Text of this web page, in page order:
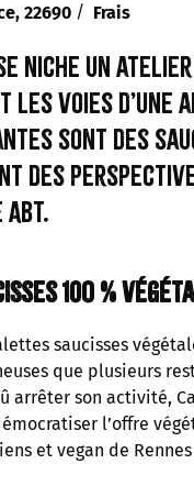
22690 / Frais
niche un
voies d’une
sont des
des
Abt.
100 %
saucisses
que plusieurs
arrêter son activité,
l’offre
et vegan de